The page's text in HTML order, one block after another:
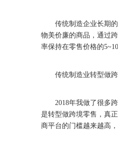
传统制造企业长期的
物美价廉的商品，通过
率保持在零售价格的5~10
传统制造业转型做跨
2018年我做了很多跨
是转型做跨境零售，真
商平台的门槛越来越高